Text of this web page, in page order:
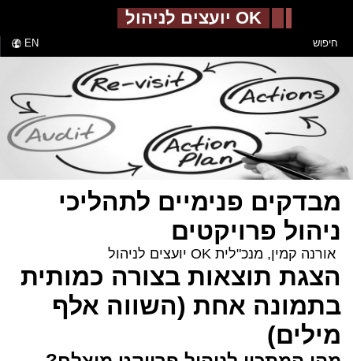
OK יועצים לניהול
EN חיפוש
מבדקים פנימיים לתהליכי
ניהול פרויקטים
אורנה קמין, מנכ"לית OK יועצים לניהול
הצגת תוצאות בצורה כמותית
בתמונה אחת (השווה אלף
מילים)